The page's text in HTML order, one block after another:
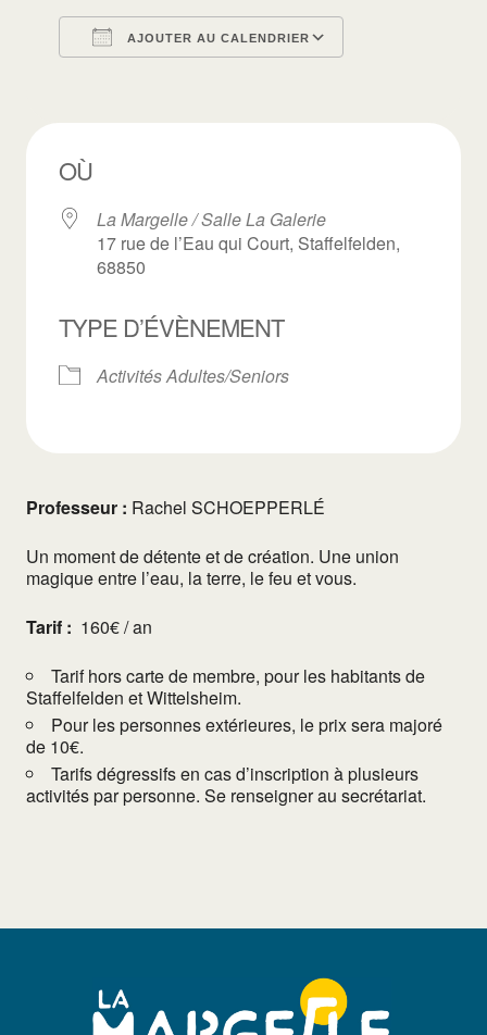
AJOUTER AU CALENDRIER
OÙ
La Margelle / Salle La Galerie
17 rue de l’Eau qui Court, Staffelfelden,
68850
TYPE D’ÉVÈNEMENT
Activités Adultes/Seniors
Professeur : Rachel SCHOEPPERLÉ
Un moment de détente et de création. Une union
magique entre l’eau, la terre, le feu et vous.
Tarif : 160€ / an
Tarif hors carte de membre, pour les habitants de
Staffelfelden et Wittelsheim.
Pour les personnes extérieures, le prix sera majoré
de 10€.
Tarifs dégressifs en cas d’inscription à plusieurs
activités par personne. Se renseigner au secrétariat.